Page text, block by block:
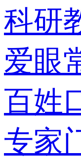
科研
爱眼
百姓
专家